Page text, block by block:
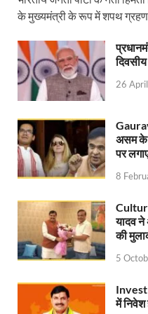
Bullet
UP
Indian
Severe
Ghoda
Millets
Kunda
Jan-
Ankita
के मुख्यमंत्री के रूप में शपथ ग्रहण
26
असम के
पर
8
यादव ने
की
5
Invest
में निवेश